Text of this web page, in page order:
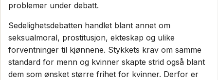
problemer under debatt.
Sedelighetsdebatten handlet blant annet om
seksualmoral, prostitusjon, ekteskap og ulike
forventninger til kjønnene. Stykkets krav om samme
standard for menn og kvinner skapte strid også blant
dem som ønsket større frihet for kvinner. Derfor er